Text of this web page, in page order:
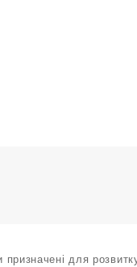
для розвитку